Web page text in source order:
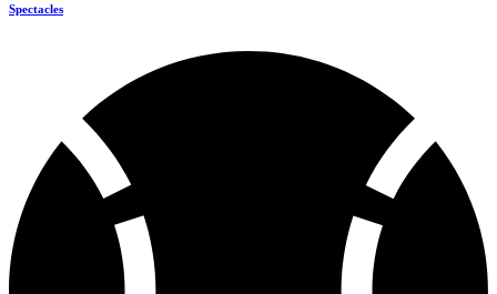
Spectacles